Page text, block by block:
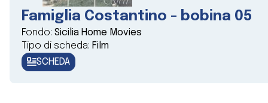
Famiglia Costantino - bobina 05
Fondo: Sicilia Home Movies
Tipo di scheda: Film
SCHEDA